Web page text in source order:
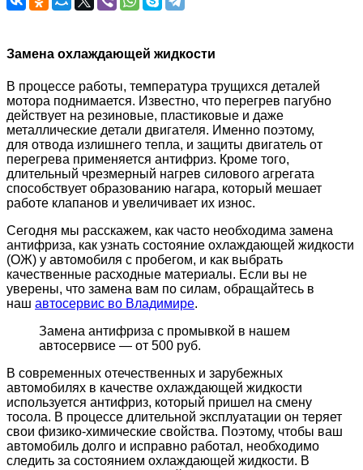
Замена охлаждающей жидкости
В процессе работы, температура трущихся деталей
мотора поднимается. Известно, что перегрев пагубно
действует на резиновые, пластиковые и даже
металлические детали двигателя. Именно поэтому,
для отвода излишнего тепла, и защиты двигатель от
перегрева применяется антифриз. Кроме того,
длительный чрезмерный нагрев силового агрегата
способствует образованию нагара, который мешает
работе клапанов и увеличивает их износ.
Сегодня мы расскажем, как часто необходима замена
антифриза, как узнать состояние охлаждающей жидкости
(ОЖ) у автомобиля с пробегом, и как выбрать
качественные расходные материалы. Если вы не
уверены, что замена вам по силам, обращайтесь в
наш автосервис во Владимире.
Замена антифриза с промывкой в нашем
автосервисе — от 500 руб.
В современных отечественных и зарубежных
автомобилях в качестве охлаждающей жидкости
используется антифриз, который пришел на смену
тосола. В процессе длительной эксплуатации он теряет
свои физико-химические свойства. Поэтому, чтобы ваш
автомобиль долго и исправно работал, необходимо
следить за состоянием охлаждающей жидкости. В